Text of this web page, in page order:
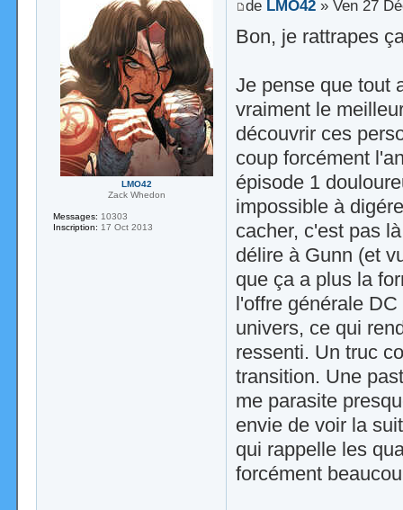
de LMO42» Ven 27
Bon, je rattrapes
Je pense que tout
vraiment le
découvrir ces
coup forcément
épisode 1
impossible à
cacher, c'est pas
délire à Gunn (et
que ça a plus la
l'offre générale
univers, ce qui
ressenti. Un truc
transition. Une
me parasite
envie de voir la
qui rappelle les
forcément
LMO42
Zack Whedon
Messages: 10303
Inscription: 17 Oct 2013